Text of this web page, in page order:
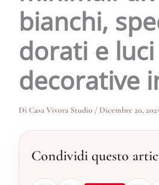
bianchi,
dorati e luci
decorative
Di Casa Vivora Studio/ Dicembre 20,
Condividi questo